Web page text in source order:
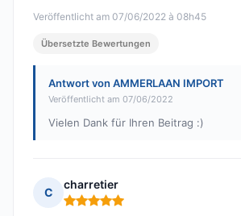
Veröffentlicht am 07/06/2022 à 08h45
Übersetzte Bewertungen
Antwort von AMMERLAAN IMPORT
Veröffentlicht am 07/06/2022
Vielen Dank für Ihren Beitrag :)
C
charretier
Hinweis: 5 von 5